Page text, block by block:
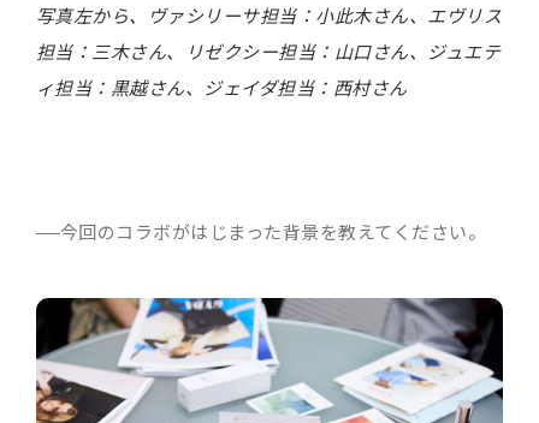
写真左から、ヴァシリーサ担当：小此木さん、エヴリス
担当：三木さん、リゼクシー担当：山口さん、ジュエテ
ィ担当：黒越さん、ジェイダ担当：西村さん
今回のコラボがはじまった背景を教えてください。